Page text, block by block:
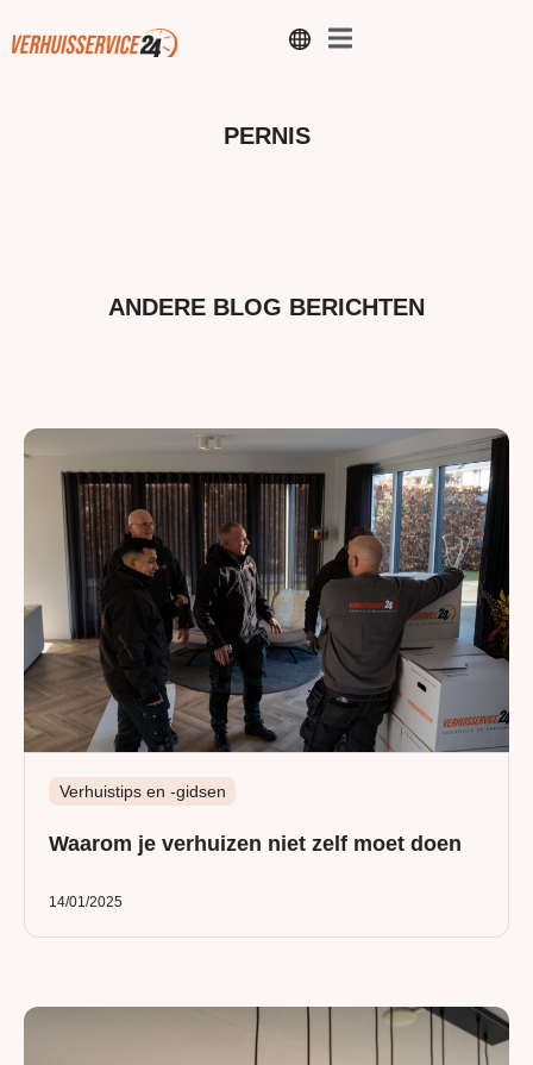
PERNIS
ANDERE BLOG BERICHTEN
Verhuistips en -gidsen
Waarom je verhuizen niet zelf moet doen
14/01/2025